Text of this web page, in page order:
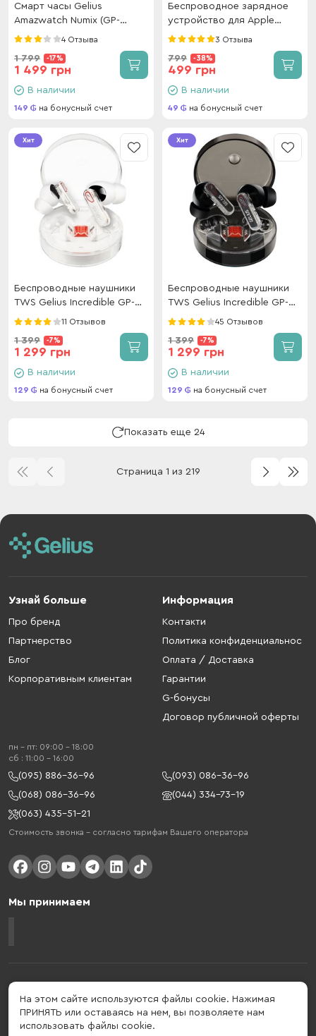
Смарт часы Gelius
Amazwatch Numix (GP-
SW009) Gold
4 Отзыва
1 799 -17%
1 499 грн
В наличии
149 на бонусный счет
Беспроводное зарядное
устройство для Apple
Watch Gelius AuraStick GP-
3 Отзыва
799 -38%
499 грн
В наличии
49 на бонусный счет
Хит
Беспроводные наушники
TWS Gelius Incredible GP-
TWS033 (Incredible series)
11 Отзывов
1 399 -7%
1 299 грн
В наличии
129 на бонусный счет
Хит
Беспроводные наушники
TWS Gelius Incredible GP-
TWS033 (Incredible series)
45 Отзывов
1 399 -7%
1 299 грн
В наличии
129 на бонусный счет
Показать еще 24
Страница 1 из 219
Узнай больше
Про бренд
Партнерство
Блог
Корпоративным клиентам
Информация
Контакти
Политика конфиденциальнос
Оплата / Доставка
Гарантии
G-бонусы
Договор публичной оферты
пн - пт: 09:00 - 18:00
cб : 11:00 - 16:00
(095) 886-36-96
(093) 086-36-96
(068) 086-36-96
(044) 334-73-19
(063) 435-51-21
Стоимость звонка – согласно тарифам Вашего оператора
Мы принимаем
Gelius - украинский бренд, который активно развивается в сфере
умных гаджетов и мобильных аксессуаров. Бренд подтвержден в 2013
году. Gelius - это больше, чем просто бренд, этот стиль жизни,
который об'єднує в собі драйв, радость, скорость, новації и
практичність.
На этом сайте используются файлы cookie. Нажимая
ПРИНЯТЬ или оставаясь на нем, вы позволяете нам
использовать файлы cookie.